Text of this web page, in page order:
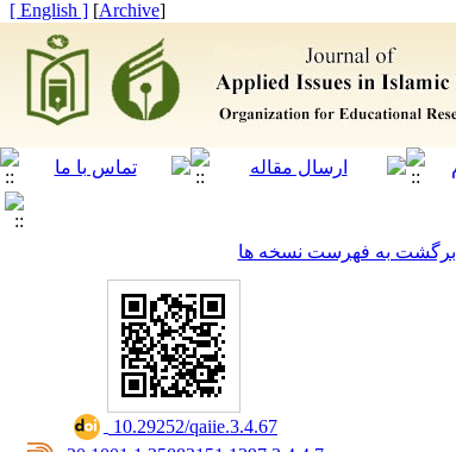
[
Archive
]
[ English ]
برگشت به فهرست نسخه ها
‎ 10.29252/qaiie.3.4.67